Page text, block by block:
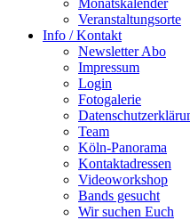
Monatskalender
Veranstaltungsorte
Info / Kontakt
Newsletter Abo
Impressum
Login
Fotogalerie
Team
Köln-Panorama
Kontaktadressen
Videoworkshop
Bands gesucht
Wir suchen Euch